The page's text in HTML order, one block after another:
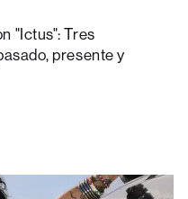
"Ictus": Tres
presente y